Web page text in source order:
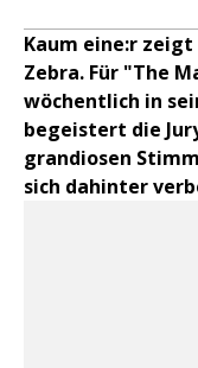
Kaum eine:r zeigt
Zebra. Für "The
wöchentlich in
begeistert die
grandiosen
sich dahinter